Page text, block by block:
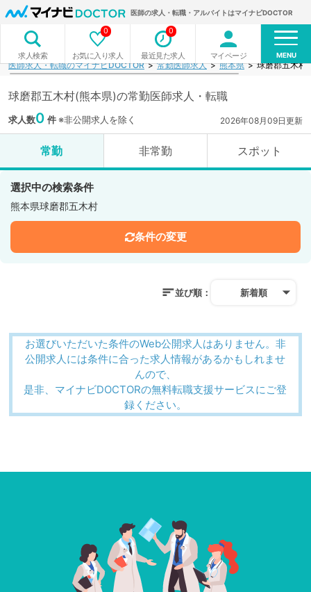
医師の求人・転職・アルバイトはマイナビDOCTOR
求人検索 お気に入り求人
0
最近見た求人
0
マイページ MENU
医師求人・転職のマイナビDOCTOR 常勤医師求人 熊本県 球磨郡五木村
球磨郡五木村(熊本県)の常勤医師求人・転職
求人数0 件※非公開求人を除く 2026年08月09日更新
常勤 非常勤 スポット
選択中の検索条件
熊本県球磨郡五木村
条件の変更
並び順： 新着順
お選びいただいた条件のWeb公開求人はありません。非
公開求人には条件に合った求人情報があるかもしれませ
んので、
是非、マイナビDOCTORの無料転職支援サービスにご登
録ください。